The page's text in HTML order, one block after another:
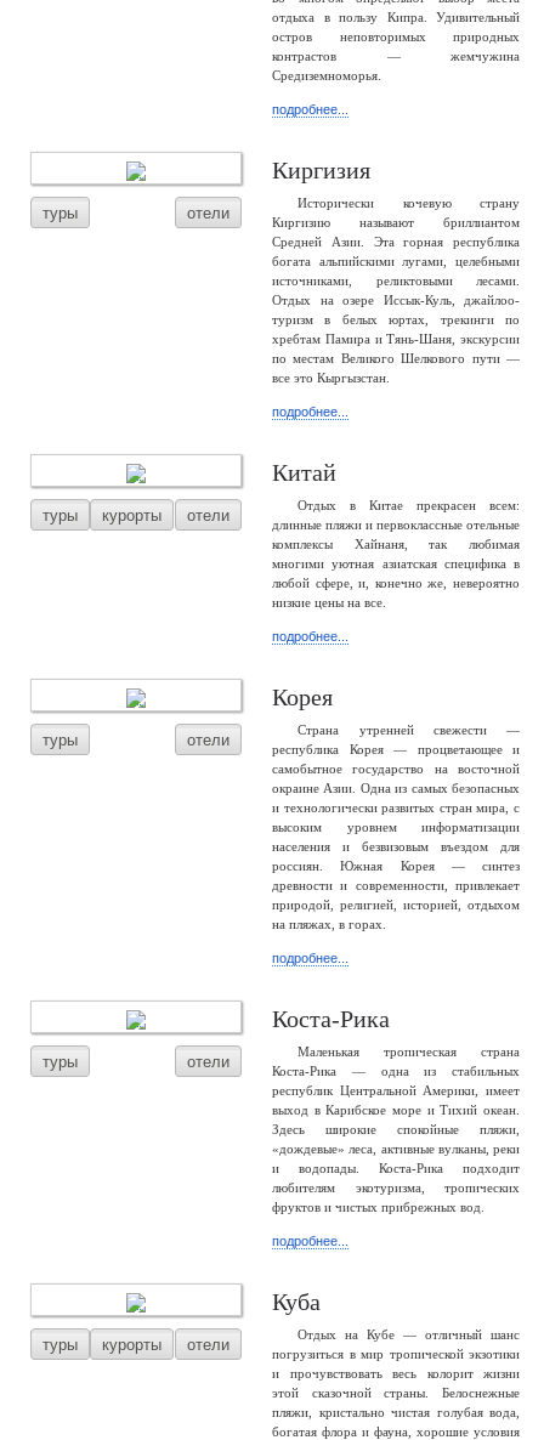
отдыха в пользу Кипра. Удивительный
остров неповторимых природных
контрастов — жемчужина
Средиземноморья.
подробнее...
туры отели
Киргизия
Исторически кочевую страну
Киргизию называют бриллиантом
Средней Азии. Эта горная республика
богата альпийскими лугами, целебными
источниками, реликтовыми лесами.
Отдых на озере Иссык-Куль, джайлоо-
туризм в белых юртах, трекинги по
хребтам Памира и Тянь-Шаня, экскурсии
по местам Великого Шелкового пути —
все это Кыргызстан.
подробнее...
туры курорты отели
Китай
Отдых в Китае прекрасен всем:
длинные пляжи и первоклассные отельные
комплексы Хайнаня, так любимая
многими уютная азиатская специфика в
любой сфере, и, конечно же, невероятно
низкие цены на все.
подробнее...
туры отели
Корея
Страна утренней свежести —
республика Корея — процветающее и
самобытное государство на восточной
окраине Азии. Одна из самых безопасных
и технологически развитых стран мира, с
высоким уровнем информатизации
населения и безвизовым въездом для
россиян. Южная Корея — синтез
древности и современности, привлекает
природой, религией, историей, отдыхом
на пляжах, в горах.
подробнее...
туры отели
Коста-Рика
Маленькая тропическая страна
Коста-Рика — одна из стабильных
республик Центральной Америки, имеет
выход в Карибское море и Тихий океан.
Здесь широкие спокойные пляжи,
«дождевые» леса, активные вулканы, реки
и водопады. Коста-Рика подходит
любителям экотуризма, тропических
фруктов и чистых прибрежных вод.
подробнее...
туры курорты отели
Куба
Отдых на Кубе — отличный шанс
погрузиться в мир тропической экзотики
и прочувствовать весь колорит жизни
этой сказочной страны. Белоснежные
пляжи, кристально чистая голубая вода,
богатая флора и фауна, хорошие условия